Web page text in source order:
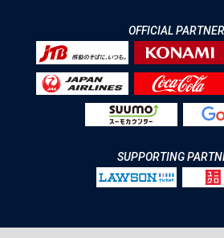
OFFICIAL
SUPPORTING